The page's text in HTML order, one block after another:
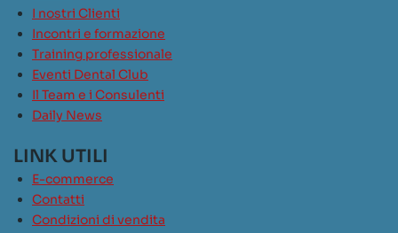
I nostri Clienti
Incontri e formazione
Training professionale
Eventi Dental Club
Il Team e i Consulenti
Daily News
LINK UTILI
E-commerce
Contatti
Condizioni di vendita